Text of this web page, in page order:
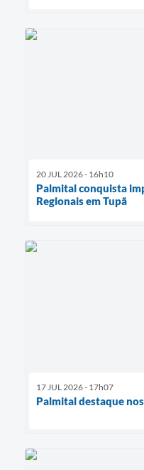
20 JUL 2026 - 16h10
Palmital conquista
Regionais em Tupã
17 JUL 2026 - 17h07
Palmital destaque